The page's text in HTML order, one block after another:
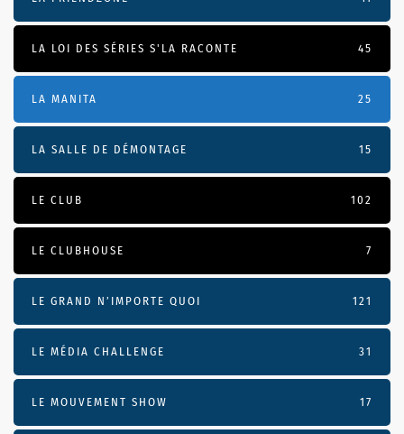
LA LOI DES SÉRIES S'LA RACONTE 45
LA MANITA 25
LA SALLE DE DÉMONTAGE 15
LE CLUB 102
LE CLUBHOUSE 7
LE GRAND N’IMPORTE QUOI 121
LE MÉDIA CHALLENGE 31
LE MOUVEMENT SHOW 17